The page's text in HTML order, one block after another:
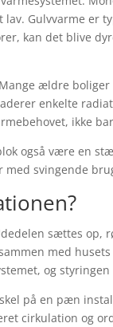
Gulvvarme er
kan det blive
ældre
enkelte
ikke
også være en
svingende
sættes op,
med
og
på en pæn
cirkulation og